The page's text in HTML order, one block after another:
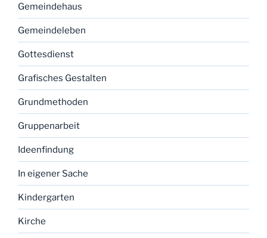
Gemeindehaus
Gemeindeleben
Gottesdienst
Grafisches Gestalten
Grundmethoden
Gruppenarbeit
Ideenfindung
In eigener Sache
Kindergarten
Kirche